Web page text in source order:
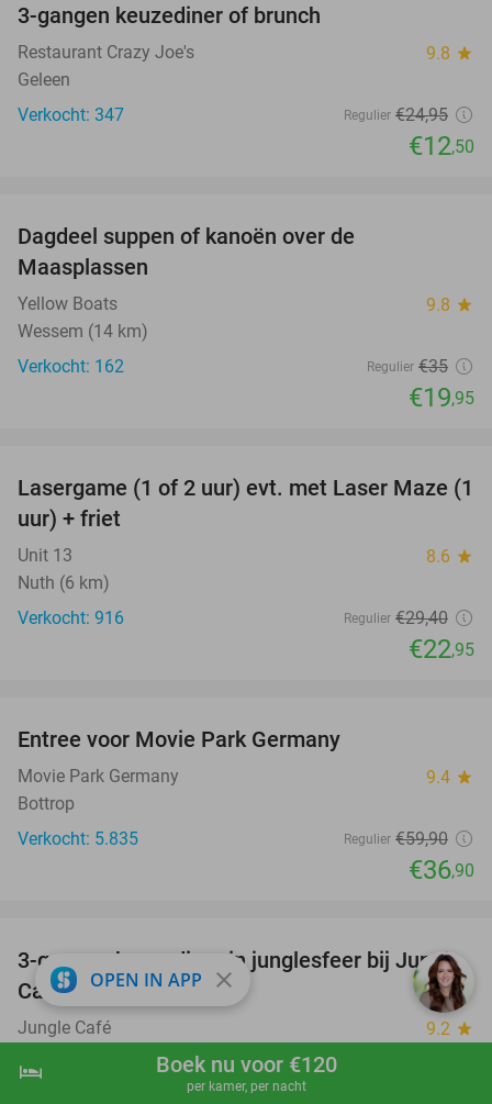
shopping_cart Boek nu
hotel Boek nu voor €120
per kamer, per nacht
3-gangen keuzediner of brunch
Restaurant Crazy Joe's 9.8 star
Geleen
Verkocht: 347
Regulier €24,95
€12,50
Dagdeel suppen of kanoën over de
Maasplassen
Yellow Boats 9.8 star
Wessem (14 km)
Verkocht: 162
Regulier €35
€19,95
22%
Lasergame (1 of 2 uur) evt. met Laser Maze (1
uur) + friet
Unit 13 8.6 star
Nuth (6 km)
Verkocht: 916
Regulier €29,40
€22,95
Entree voor Movie Park Germany
Movie Park Germany 9.4 star
Bottrop
Verkocht: 5.835
Regulier €59,90
€36,90
21%
3-gangen keuzediner in junglesfeer bij Jungle
Café
Jungle Café 9.2 star
OPEN IN APP close